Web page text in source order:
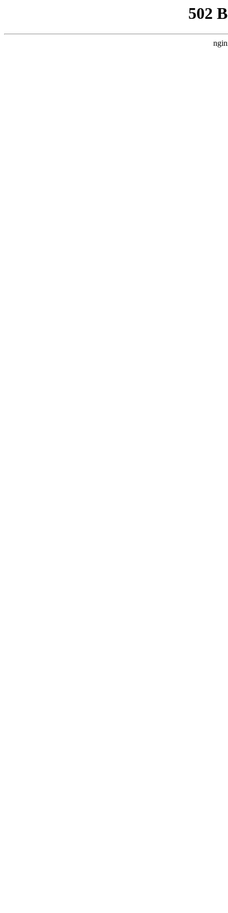
502